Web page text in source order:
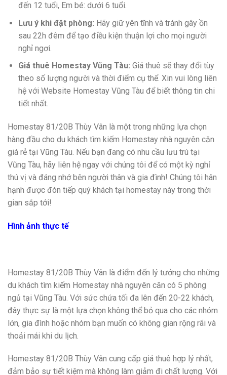
đến 12 tuổi, Em bé: dưới 6 tuổi.
Lưu ý khi đặt phòng: Hãy giữ yên tĩnh và tránh gây ồn
sau 22h đêm để tạo điều kiện thuận lợi cho mọi người
nghỉ ngơi.
Giá thuê Homestay Vũng Tàu: Giá thuê sẽ thay đổi tùy
theo số lượng người và thời điểm cụ thể. Xin vui lòng liên
hệ với Website Homestay Vũng Tàu để biết thông tin chi
tiết nhất.
Homestay 81/20B Thùy Vân là một trong những lựa chọn
hàng đầu cho du khách tìm kiếm Homestay nhà nguyên căn
giá rẻ tại Vũng Tàu. Nếu bạn đang có nhu cầu lưu trú tại
Vũng Tàu, hãy liên hệ ngay với chúng tôi để có một kỳ nghỉ
thú vị và đáng nhớ bên người thân và gia đình! Chúng tôi hân
hạnh được đón tiếp quý khách tại homestay này trong thời
gian sắp tới!
Hình ảnh thực tế
Homestay 81/20B Thùy Vân là điểm đến lý tưởng cho những
du khách tìm kiếm Homestay nhà nguyên căn có 5 phòng
ngủ tại Vũng Tàu. Với sức chứa tối đa lên đến 20-22 khách,
đây thực sự là một lựa chọn không thể bỏ qua cho các nhóm
lớn, gia đình hoặc nhóm bạn muốn có không gian rộng rãi và
thoải mái khi du lịch.
Homestay 81/20B Thùy Vân cung cấp giá thuê hợp lý nhất,
đảm bảo sự tiết kiệm mà không làm giảm đi chất lượng. Với